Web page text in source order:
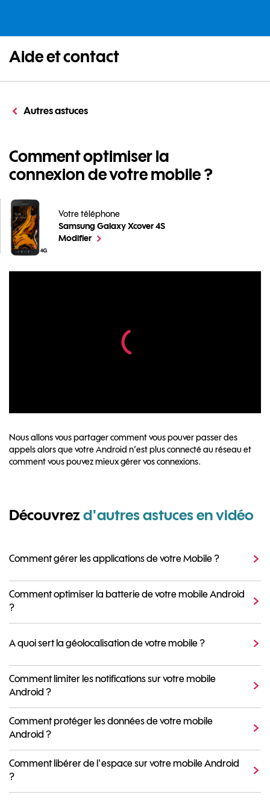
Aide et contact
Autres astuces
Comment optimiser la
connexion de votre mobile ?
Votre téléphone
Samsung Galaxy Xcover 4S
Comment optimiser la connexion de votre mobile ?
Modifierle téléphone sélectionné
Nous allons vous partager comment vous pouver passer des
appels alors que votre Android n’est plus connecté au réseau et
comment vous pouvez mieux gérer vos connexions.
Découvrezd'autres astuces en vidéo
Comment gérer les applications de votre Mobile ?
Comment optimiser la batterie de votre mobile Android
?
A quoi sert la géolocalisation de votre mobile ?
Comment limiter les notifications sur votre mobile
Android ?
Comment protéger les données de votre mobile
Android ?
Comment libérer de l'espace sur votre mobile Android
?